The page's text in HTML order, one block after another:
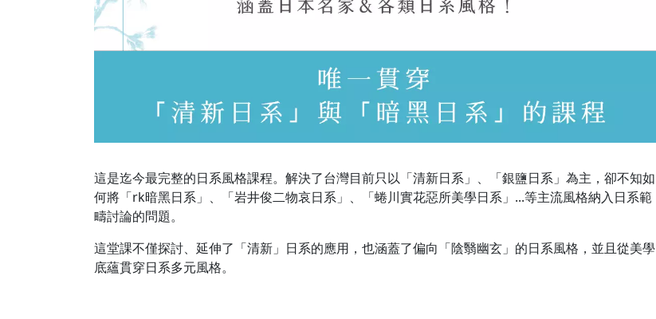
這是迄今最完整的日系風格課程。解決了台灣目前只以「清新日系」、「銀鹽日系」為主，卻不知如
何將「rk暗黑日系」、「岩井俊二物哀日系」、「蜷川實花惡所美學日系」...等主流風格納入日系範
疇討論的問題。
這堂課不僅探討、延伸了「清新」日系的應用，也涵蓋了偏向「陰翳幽玄」的日系風格，並且從美學
底蘊貫穿日系多元風格。